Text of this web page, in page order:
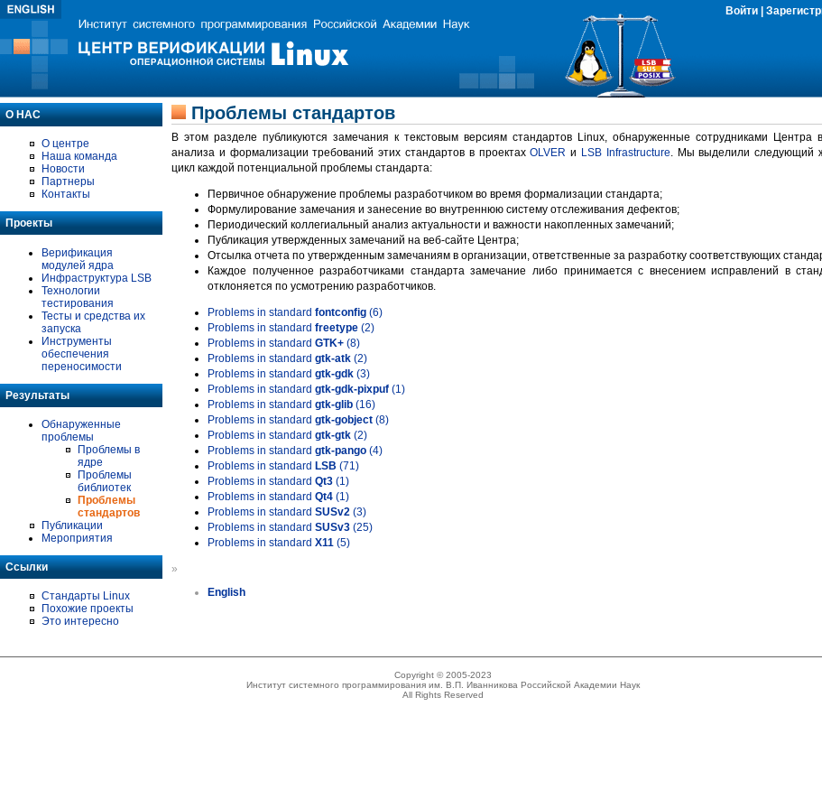
Войти
О НАС
О центре
Наша команда
Новости
Партнеры
Контакты
Проекты
Верификация
модулей ядра
Инфраструктура LSB
Технологии
тестирования
Тесты и средства их
запуска
Инструменты
обеспечения
переносимости
Результаты
Обнаруженные
проблемы
Проблемы в
ядре
Проблемы
библиотек
Проблемы
стандартов
Публикации
Мероприятия
Ссылки
Стандарты Linux
Похожие проекты
Это интересно
Проблемы стандартов
В этом разделе публикуются замечания к текстовым версиям стандартов Linux, обнаруженные сотрудниками Центра
анализа и формализации требований этих стандартов в проектахOLVER и LSB Infrastructure. Мы выделили следующий
цикл каждой потенциальной проблемы стандарта:
Первичное обнаружение проблемы разработчиком во время формализации стандарта;
Формулирование замечания и занесение во внутреннюю систему отслеживания дефектов;
Периодический коллегиальный анализ актуальности и важности накопленных замечаний;
Публикация утвержденных замечаний на веб-сайте Центра;
Отсылка отчета по утвержденным замечаниям в организации, ответственные за разработку соответствующих
Каждое полученное разработчиками стандарта замечание либо принимается с внесением исправлений в
отклоняется по усмотрению разработчиков.
Problems in standard fontconfig (6)
Problems in standard freetype (2)
Problems in standard GTK+ (8)
Problems in standard gtk-atk (2)
Problems in standard gtk-gdk (3)
Problems in standard gtk-gdk-pixpuf (1)
Problems in standard gtk-glib (16)
Problems in standard gtk-gobject (8)
Problems in standard gtk-gtk (2)
Problems in standard gtk-pango (4)
Problems in standard LSB (71)
Problems in standard Qt3 (1)
Problems in standard Qt4 (1)
Problems in standard SUSv2 (3)
Problems in standard SUSv3 (25)
Problems in standard X11 (5)
»
English
Copyright © 2005-2023
Институт системного программирования им. В.П. Иванникова Российской Академии Наук
All Rights Reserved